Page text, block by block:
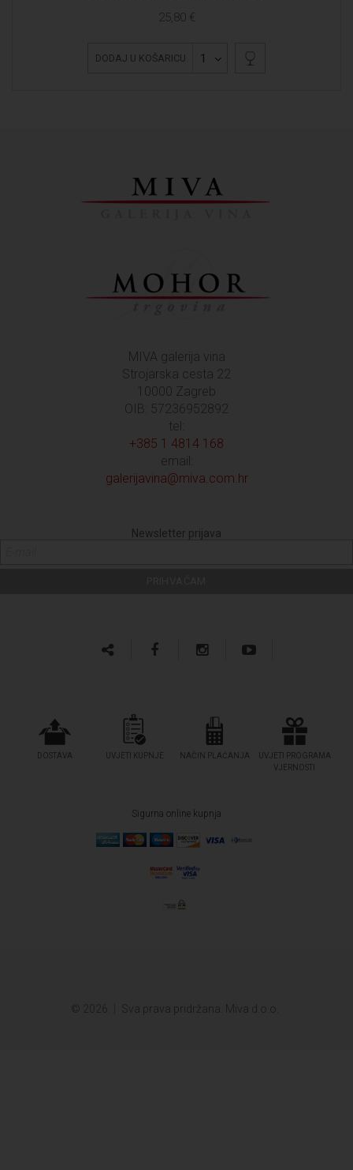
25,80 €
DODAJ U KOŠARICU 1
MIVA galerija vina
Strojarska cesta 22
10000 Zagreb
OIB: 57236952892
tel:
+385 1 4814 168
email:
galerijavina@miva.com.hr
Newsletter prijava
DOSTAVA UVJETI KUPNJE NAČIN PLAĆANJA
UVJETI PROGRAMA
VJERNOSTI
Sigurna online kupnja
© 2026. Sva prava pridržana. Miva d.o.o.